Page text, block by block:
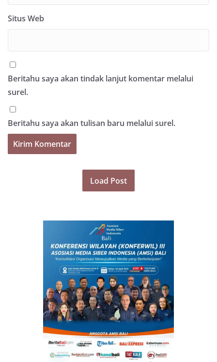
Situs Web
Beritahu saya akan tindak lanjut komentar melalui
surel.
Beritahu saya akan tulisan baru melalui surel.
Load Post